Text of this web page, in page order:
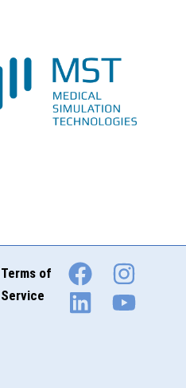
Terms of
Service